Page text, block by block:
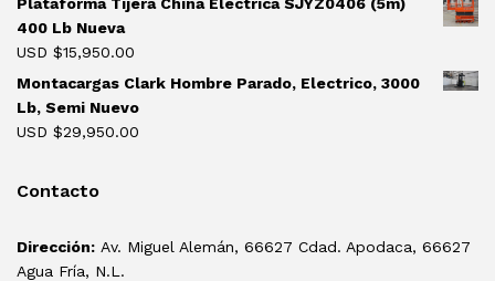
400 Lb Nueva
USD $15,950.00
Montacargas Clark Hombre Parado, Electrico, 3000
Lb, Semi Nuevo
USD $29,950.00
Contacto
Dirección: Av. Miguel Alemán, 66627 Cdad. Apodaca, 66627
Agua Fría, N.L.